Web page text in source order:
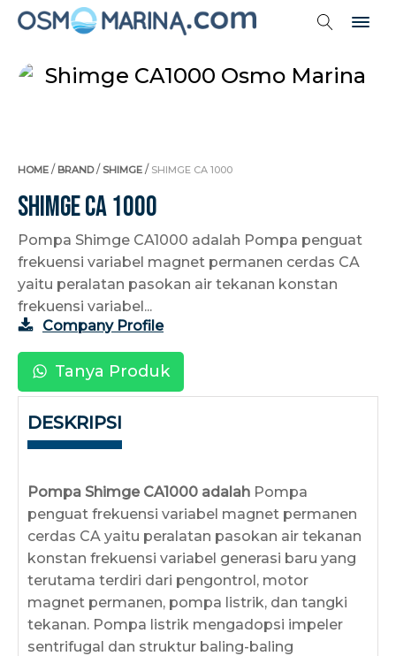
HOME / BRAND/ SHIMGE / SHIMGE CA 1000
Shimge CA 1000
Pompa Shimge CA1000 adalah Pompa penguat
frekuensi variabel magnet permanen cerdas CA
yaitu peralatan pasokan air tekanan konstan
frekuensi variabel...
Company Profile
Tanya Produk
DESKRIPSI
Pompa Shimge CA1000 adalah Pompa
penguat frekuensi variabel magnet permanen
cerdas CA yaitu peralatan pasokan air tekanan
konstan frekuensi variabel generasi baru yang
terutama terdiri dari pengontrol, motor
magnet permanen, pompa listrik, dan tangki
tekanan. Pompa listrik mengadopsi impeler
sentrifugal dan struktur baling-baling